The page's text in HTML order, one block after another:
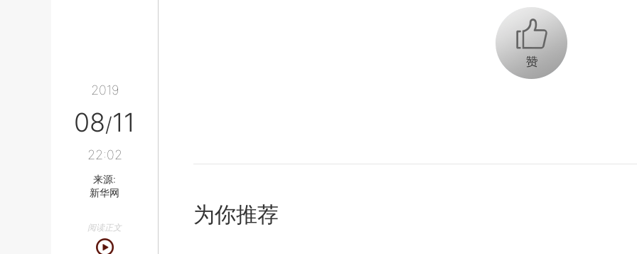
2019
08/11
22:02
来源:
新华网
阅读正文
+1
为你推荐